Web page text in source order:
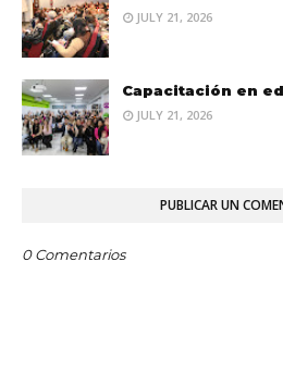
JULY 21, 2026
Capacitación en
JULY 21, 2026
PUBLICAR UN
0 Comentarios